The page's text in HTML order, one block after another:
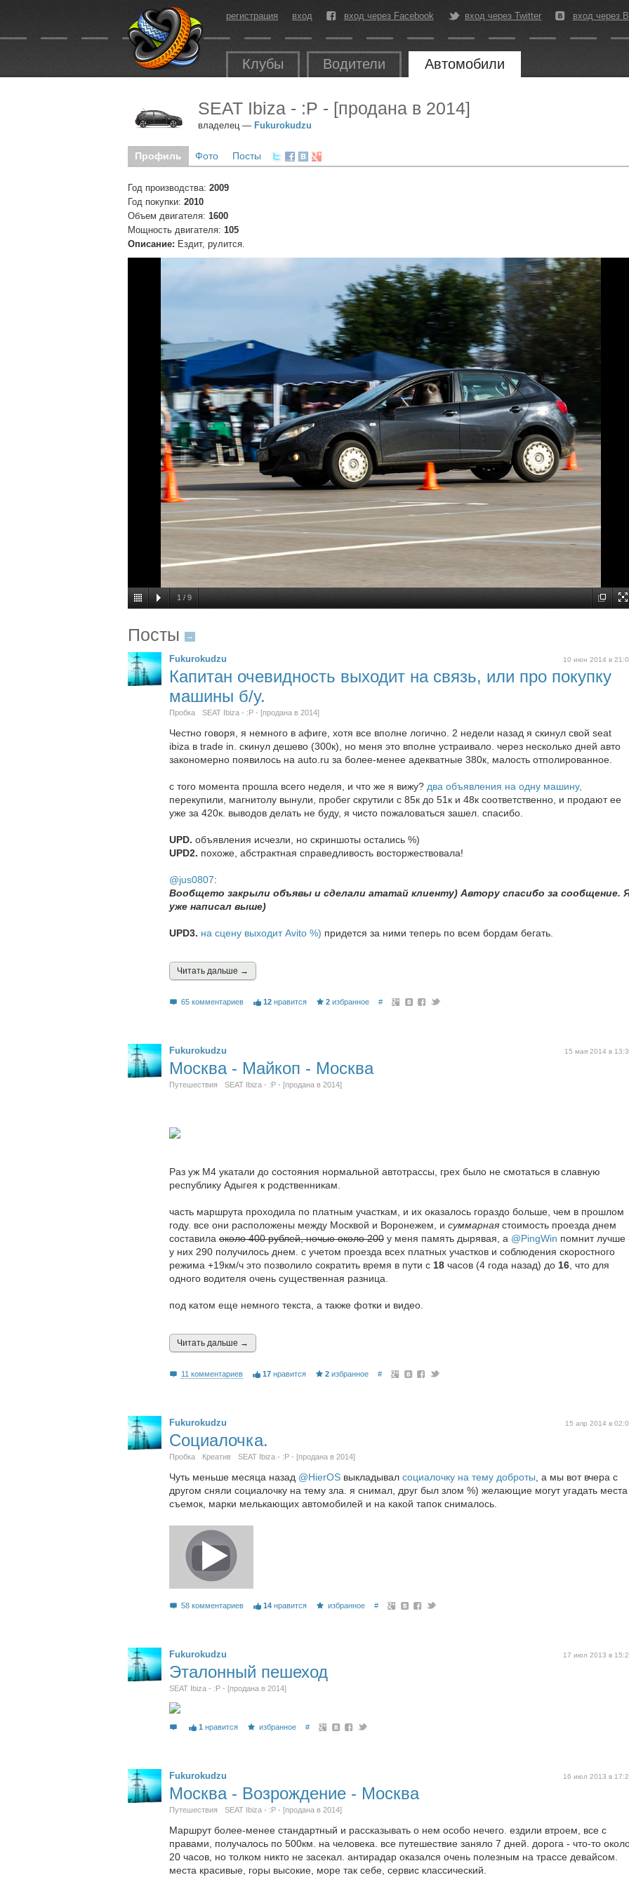
регистрация вход вход через Facebook вход через Twitter вход через
Клубы Водители Автомобили
SEAT Ibiza - :P - [продана в 2014]
владелец — Fukurokudzu
Профиль Фото Посты
Год производства: 2009
Год покупки: 2010
Объем двигателя: 1600
Мощность двигателя: 105
Описание: Ездит, рулится.
1 / 9
Посты →
10 июн 2014 в
Fukurokudzu
Капитан очевидность выходит на связь, или про покупку
машины б/у.
Пробка SEAT Ibiza - :P - [продана в 2014]
Честно говоря, я немного в афиге, хотя все вполне логично. 2 недели назад я скинул свой seat
ibiza в trade in. скинул дешево (300к), но меня это вполне устраивало. через несколько дней авто
закономерно появилось на auto.ru за более-менее адекватные 380к, малость отполированное.
с того момента прошла всего неделя, и что же я вижу? два объявления на одну машину,
перекупили, магнитолу вынули, пробег скрутили с 85к до 51к и 48к соответственно, и продают ее
уже за 420к. выводов делать не буду, я чисто пожаловаться зашел. спасибо.
UPD. объявления исчезли, но скриншоты остались %)
UPD2. похоже, абстрактная справедливость восторжествовала!
@jus0807:
Вообщето закрыли объявы и сделали ататай клиенту) Автору спасибо за сообщение.
уже написал выше)
UPD3. на сцену выходит Avito %) придется за ними теперь по всем бордам бегать.
Читать дальшe →
65 комментариев 12 нравится 2 избранное #
15 мая 2014 в
Fukurokudzu
Москва - Майкоп - Москва
Путешествия SEAT Ibiza - :P - [продана в 2014]
Раз уж М4 укатали до состояния нормальной автотрассы, грех было не смотаться в славную
республику Адыгея к родственникам.
часть маршрута проходила по платным участкам, и их оказалось гораздо больше, чем в прошлом
году. все они расположены между Москвой и Воронежем, и суммарная стоимость проезда днем
составила около 400 рублей, ночью около 200 у меня память дырявая, а @PingWin помнит лучше
у них 290 получилось днем. с учетом проезда всех платных участков и соблюдения скоростного
режима +19км/ч это позволило сократить время в пути с 18 часов (4 года назад) до 16 , что для
одного водителя очень существенная разница.
под катом еще немного текста, а также фотки и видео.
Читать дальшe →
11 комментариев 17 нравится 2 избранное #
15 апр 2014 в
Fukurokudzu
Социалочка.
Пробка Креатив SEAT Ibiza - :P - [продана в 2014]
Чуть меньше месяца назад @HierOS выкладывал социалочку на тему доброты , а мы вот вчера с
другом сняли социалочку на тему зла. я снимал, друг был злом %) желающие могут угадать места
съемок, марки мелькающих автомобилей и на какой тапок снималось.
58 комментариев 14 нравится избранное #
17 июл 2013 в
Fukurokudzu
Эталонный пешеход
SEAT Ibiza - :P - [продана в 2014]
1 нравится избранное #
16 июл 2013 в
Fukurokudzu
Москва - Возрождение - Москва
Путешествия SEAT Ibiza - :P - [продана в 2014]
Маршрут более-менее стандартный и рассказывать о нем особо нечего. ездили втроем, все с
правами, получалось по 500км. на человека. все путешествие заняло 7 дней. дорога - что-то
20 часов, но толком никто не засекал. антирадар оказался очень полезным на трассе девайсом.
места красивые, горы высокие, море так себе, сервис классический.